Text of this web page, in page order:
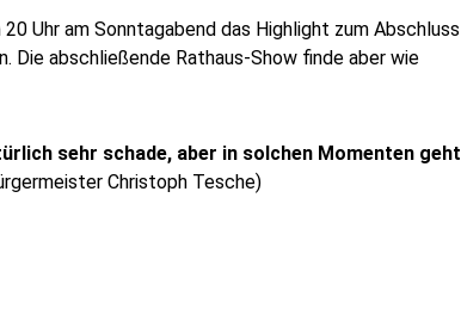
Uhr am Sonntagabend das Highlight zum Abschluss
Die abschließende Rathaus-Show finde aber wie
sehr schade, aber in solchen Momenten geht
Christoph Tesche)